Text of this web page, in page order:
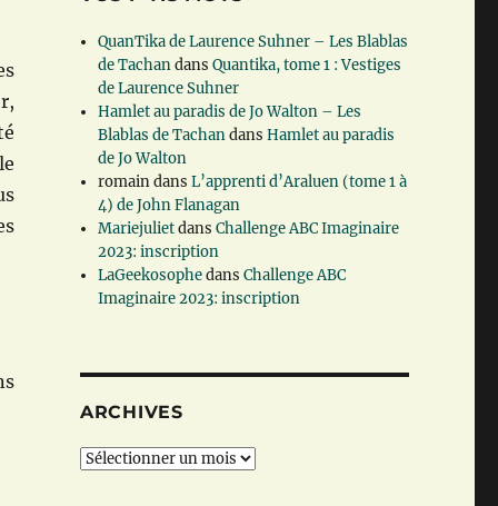
QuanTika de Laurence Suhner – Les Blablas
de TachandansQuantika, tome 1 : Vestiges
de Laurence Suhner
Hamlet au paradis de Jo Walton – Les
Blablas de TachandansHamlet au paradis
de Jo Walton
romaindansL’apprenti d’Araluen (tome 1 à
4) de John Flanagan
MariejulietdansChallenge ABC Imaginaire
2023: inscription
LaGeekosophedansChallenge ABC
Imaginaire 2023: inscription
ARCHIVES
Archives